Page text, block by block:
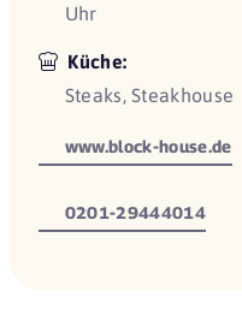
Uhr
Küche:
Steaks, Steakhouse
www.block-house.de
0201-29444014